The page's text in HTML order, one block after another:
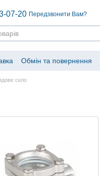
07-20 Передзвонити Вам?
Обмін та повернення
скло